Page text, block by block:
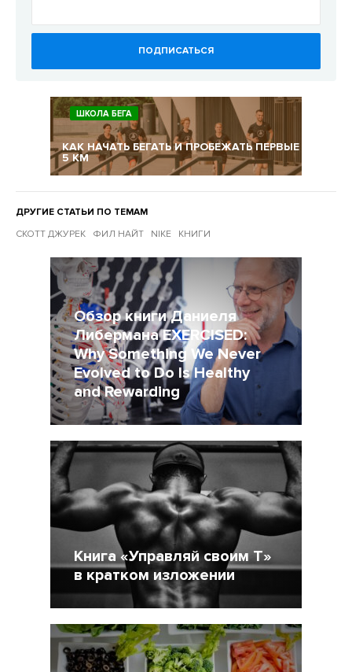
ПОДПИСАТЬСЯ
ШКОЛА БЕГА
КАК НАЧАТЬ БЕГАТЬ И ПРОБЕЖАТЬ ПЕРВЫЕ
5 КМ
ДРУГИЕ СТАТЬИ ПО ТЕМАМ
СКОТТ ДЖУРЕК
ФИЛ НАЙТ NIKE КНИГИ
Другие статьи по темам
Обзор книги Даниеля
Либермана EXERCISED:
Why Something We Never
Evolved to Do Is Healthy
and Rewarding
Книга «Управляй своим Т»
в кратком изложении